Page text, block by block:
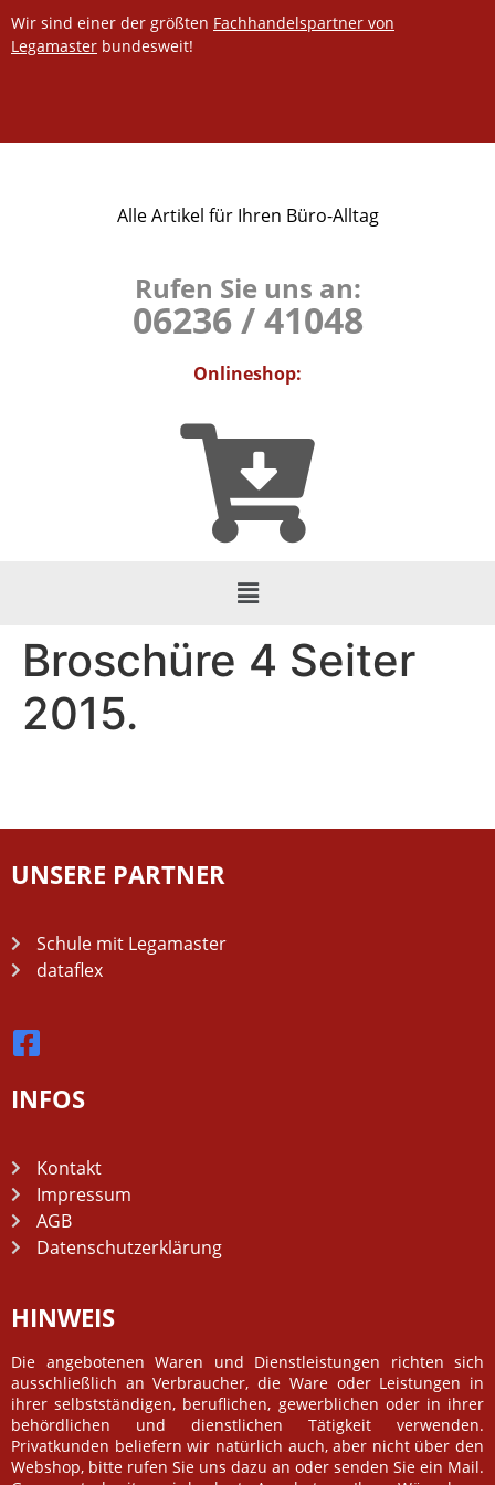
Wir sind einer der größten Fachhandelspartner von
Legamaster bundesweit!
Alle Artikel für Ihren Büro-Alltag
Rufen Sie uns an:
06236 / 41048
Onlineshop:
Broschüre 4 Seiter
2015.
UNSERE PARTNER
Schule mit Legamaster
dataflex
INFOS
Kontakt
Impressum
AGB
Datenschutzerklärung
HINWEIS
Die angebotenen Waren und Dienstleistungen richten sich
ausschließlich an Verbraucher, die Ware oder Leistungen in
ihrer selbstständigen, beruflichen, gewerblichen oder in ihrer
behördlichen und dienstlichen Tätigkeit verwenden.
Privatkunden beliefern wir natürlich auch, aber nicht über den
Webshop, bitte rufen Sie uns dazu an oder senden Sie ein Mail.